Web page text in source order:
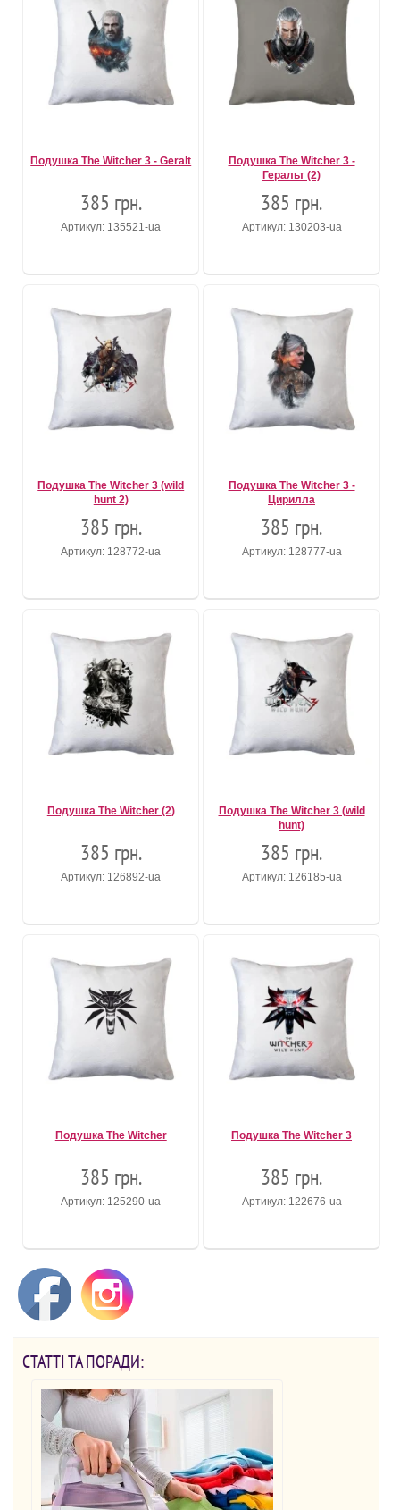
Подушка The Witcher 3 - Geralt
385 грн.
Артикул: 135521-ua
Подушка The Witcher 3 -
Геральт (2)
385 грн.
Артикул: 130203-ua
Подушка The Witcher 3 (wild
hunt 2)
385 грн.
Артикул: 128772-ua
Подушка The Witcher 3 -
Цирилла
385 грн.
Артикул: 128777-ua
Подушка The Witcher (2)
385 грн.
Артикул: 126892-ua
Подушка The Witcher 3 (wild
hunt)
385 грн.
Артикул: 126185-ua
Подушка The Witcher
385 грн.
Артикул: 125290-ua
Подушка The Witcher 3
385 грн.
Артикул: 122676-ua
СТАТТІ ТА ПОРАДИ: